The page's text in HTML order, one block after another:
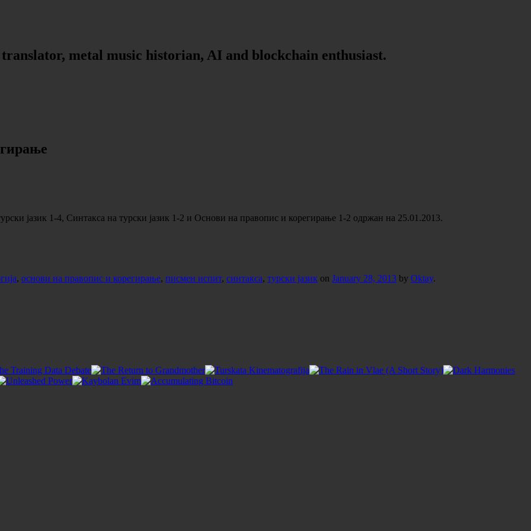
metal music historian, AI and blockchain enthusiast.
јазик 1-4, Синтакса на турски јазик 1-2 и Основи на правопис и корегирање 1-2 одржан на 25.01.2013.
, основи на правопис и корегирање, писмен испит, синтакса, турски јазик on January 28, 2013 by Oktay.